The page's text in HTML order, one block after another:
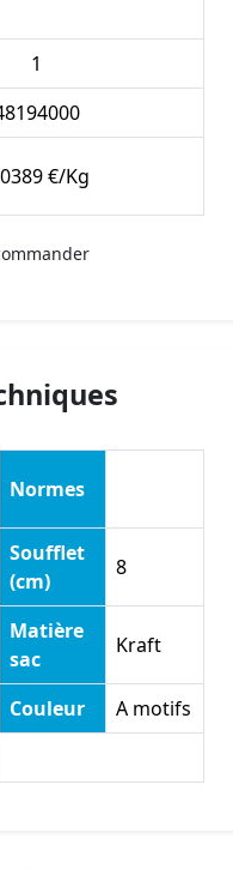
1
€/Kg
Normes
Soufflet
(cm)
8
Matière
sac
Kraft
Couleur
A motifs